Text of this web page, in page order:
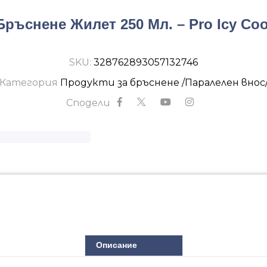
Жилет 250 Мл. – Pro Icy
SKU: 328762893057132746
Продукти за бръснене /Паралелен
Сподели
Описание